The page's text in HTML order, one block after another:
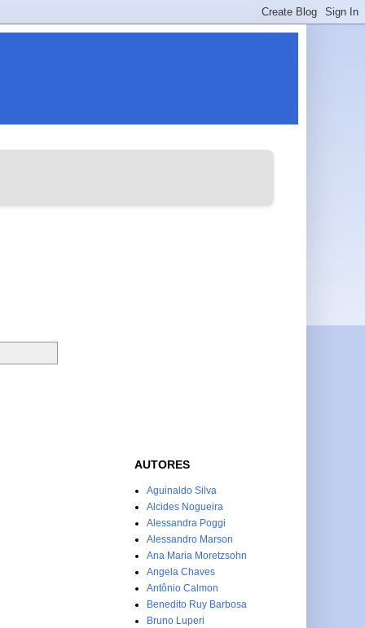
AUTORES
Aguinaldo Silva
Alcides Nogueira
Alessandra Poggi
Alessandro Marson
Ana Maria Moretzsohn
Angela Chaves
Antônio Calmon
Benedito Ruy Barbosa
Bruno Luperi